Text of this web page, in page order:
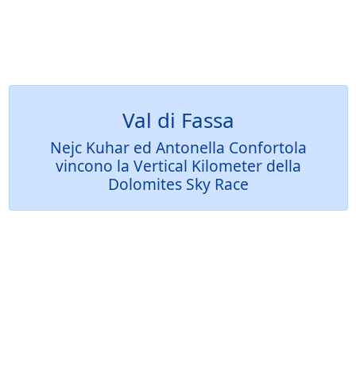
Val di Fassa
Nejc Kuhar ed Antonella Confortola
vincono la Vertical Kilometer della
Dolomites Sky Race